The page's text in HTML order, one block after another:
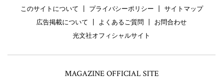
このサイトについて
プライバシーポリシー
サイトマップ
広告掲載について
よくあるご質問
お問合わせ
光文社オフィシャルサイト
MAGAZINE OFFICIAL SITE